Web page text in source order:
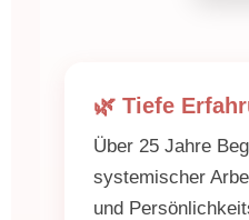
🌿 Tiefe
Über 25 Jahre
systemischer
und